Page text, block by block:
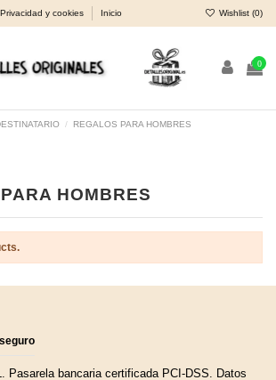
Privacidad y cookies Inicio Wishlist (0)
0
REGALOS PARA HOMBRES
HOMBRES
Pasarela bancaria certificada PCI-DSS. Datos